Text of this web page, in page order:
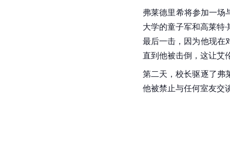
弗莱德里希将参加一场
大学的童子军和高莱特
最后一击，因为他现在
直到他被击倒，这让艾
第二天，校长驱逐了弗
他被禁止与任何室友交